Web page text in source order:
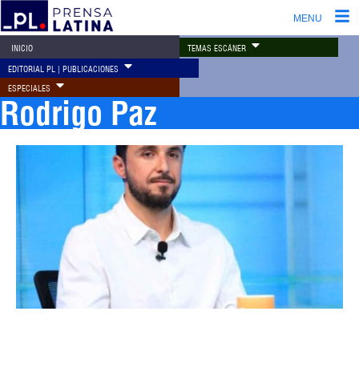
MENU
INICIO TEMAS ESCÁNER
EDITORIAL PL | PUBLICACIONES
ESPECIALES
Rodrigo Paz